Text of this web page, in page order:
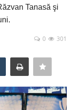
Tanasă şi
301
0